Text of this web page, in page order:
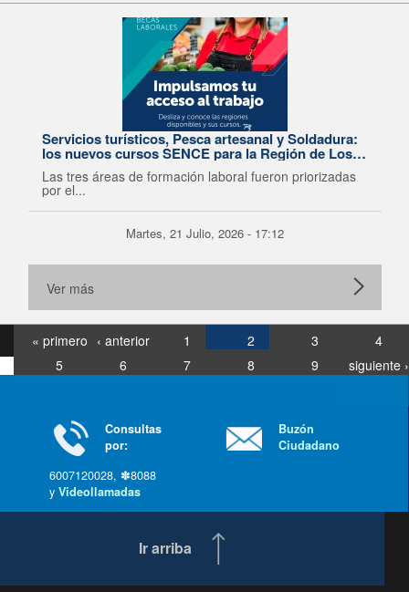
Servicios turísticos, Pesca artesanal y Soldadura:
los nuevos cursos SENCE para la Región de Los
Lagos
Las tres áreas de formación laboral fueron priorizadas
por el...
Martes, 21 Julio, 2026 - 17:12
Ver más
« primero ‹ anterior 1 2 3
4
5
6 7 8 9
siguiente ›
Consultas
por:
6007120028, ✽8088
yVideollamadas
Buzón
Ciudadano
Ir arriba